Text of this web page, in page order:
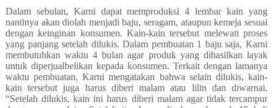
Dalam sebulan, Karni dapat memproduksi 4 lembar kain yang
nantinya akan diolah menjadi baju, seragam, ataupun kemeja sesuai
dengan keinginan konsumen. Kain-kain tersebut melewati proses
yang panjang setelah dilukis. Dalam pembuatan 1 baju saja, Karni
membutuhkan waktu 4 bulan agar produk yang dihasilkan layak
untuk diperjualbelikan kepada konsumen. Terkait dengan lamanya
waktu pembuatan, Karni mengatakan bahwa selain dilukis, kain-
kain tersebut juga harus diberi malam atau lilin dan diwarnai.
“Setelah dilukis, kain ini harus diberi malam agar tidak tercampur